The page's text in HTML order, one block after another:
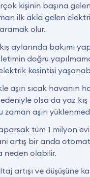
kişinin başına
ilk akla gelen
olur.
aylarında bakımı
doğru
kesintisi
aşırı sıcak havanın
olsa da yaz
aşırı
tüm 1 milyon
artış bir anda
neden olabilir.
artışı ve düşüşüne